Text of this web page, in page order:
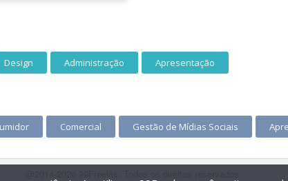
Design Administração Apresentação
Comercial Gestão de Mídias Sociais